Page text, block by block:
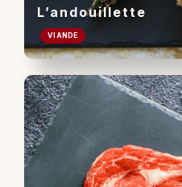
L’andouillette
VIANDE